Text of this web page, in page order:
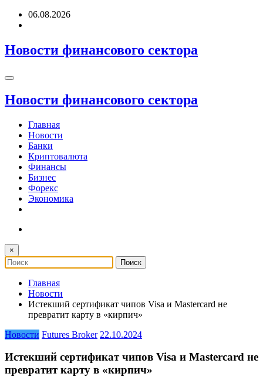
Перейти06.08.2026
Новости финансового сектора
Новости финансового сектора
Главная
Новости
Банки
Криптовалюта
Финансы
Бизнес
Форекс
Экономика
×
Главная
Новости
Истекший сертификат чипов Visa и Mastercard не
превратит карту в «кирпич»
Новости Futures Broker 22.10.2024
Истекший сертификат чипов Visa и Mastercard не
превратит карту в «кирпич»